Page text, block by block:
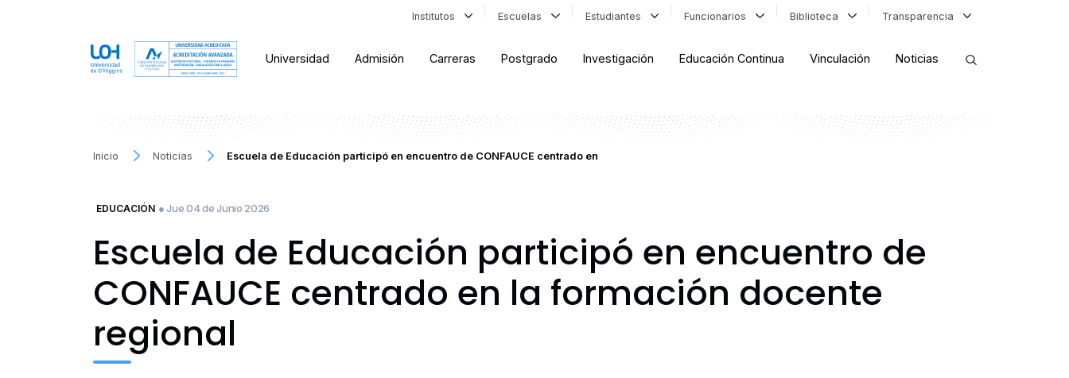
Institutos Escuelas Estudiantes Funcionarios Biblioteca Transparencia
Universidad Admisión Carreras Postgrado Investigación Educación Continua Vinculación Noticias
Inicio Noticias Escuela de Educación participó en encuentro de CONFAUCE centrado en
EDUCACIÓN ● Jue 04 de Junio 2026
Escuela de Educación participó en encuentro de
CONFAUCE centrado en la formación docente
regional